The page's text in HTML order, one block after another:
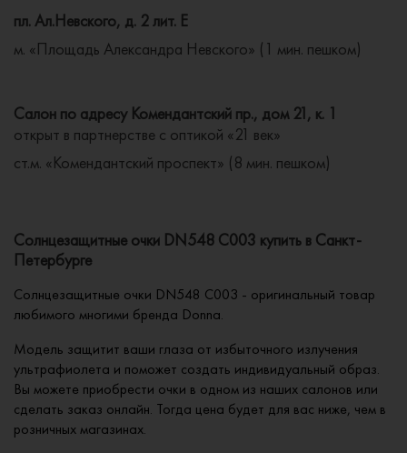
пл. Ал.Невского, д. 2 лит. Е
м. «Площадь Александра Невского» (1 мин. пешком)
Салон по адресу Комендантский пр., дом 21, к. 1
открыт в партнерстве с оптикой «21 век»
ст.м. «Комендантский проспект» (8 мин. пешком)
Солнцезащитные очки DN548 C003 купить в Санкт-
Петербурге
Солнцезащитные очки DN548 C003 - оригинальный товар
любимого многими бренда Donna.
Модель защитит ваши глаза от избыточного излучения
ультрафиолета и поможет создать индивидуальный образ.
Вы можете приобрести очки в одном из наших салонов или
сделать заказ онлайн. Тогда цена будет для вас ниже, чем в
розничных магазинах.